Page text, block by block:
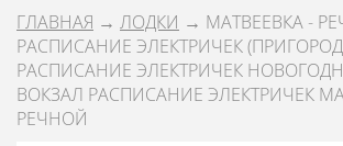
ГЛАВНАЯ → ЛОДКИ → МАТВЕЕВКА -
РАСПИСАНИЕ ЭЛЕКТРИЧЕК
РАСПИСАНИЕ ЭЛЕКТРИЧЕК
ВОКЗАЛ РАСПИСАНИЕ ЭЛЕКТРИЧЕК
РЕЧНОЙ